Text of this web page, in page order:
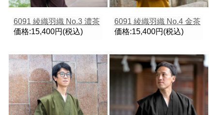
6091 綾織羽織 No.3 濃茶
価格:15,400円(税込)
6091 綾織羽織 No.4 金茶
価格:15,400円(税込)